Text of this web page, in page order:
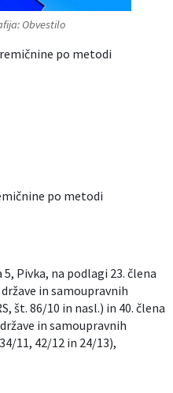
Obvestilo
po metodi
po metodi
Pivka, na podlagi 23. člena
in samoupravnih
št. 86/10 in nasl.) in 40. člena
in samoupravnih
11, 42/12 in 24/13),